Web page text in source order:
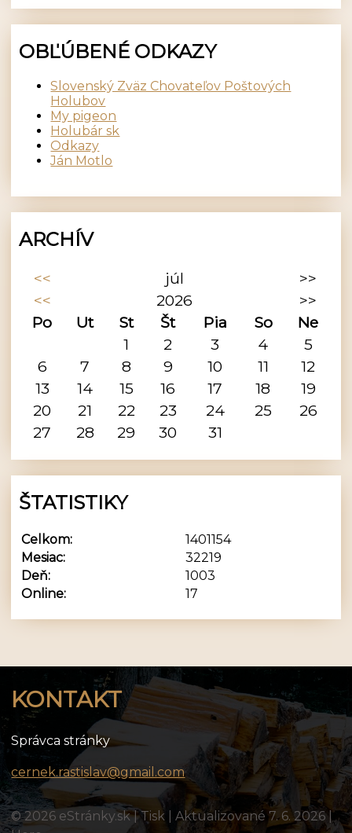
OBĽÚBENÉ ODKAZY
Slovenský Zväz Chovateľov Poštových
Holubov
My pigeon
Holubár sk
Odkazy
Ján Motlo
ARCHÍV
<< júl
>>
<<
2026
>>
Po
Ut St Št Pia So
Ne
1
2 3 4
5
6
7 8 9 10 11
12
13
14 15 16 17 18
19
20
21 22 23 24 25
26
27
28 29 30 31
ŠTATISTIKY
Online: 17
Celkom:
1401154
Mesiac:
32219
Deň:
1003
KONTAKT
Správca stránky
cernek.rastislav@gmail.com
© 2026 eStránky.sk|Tisk |Aktualizované 7. 6. 2026 |